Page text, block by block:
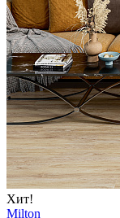
Хит!
Milton